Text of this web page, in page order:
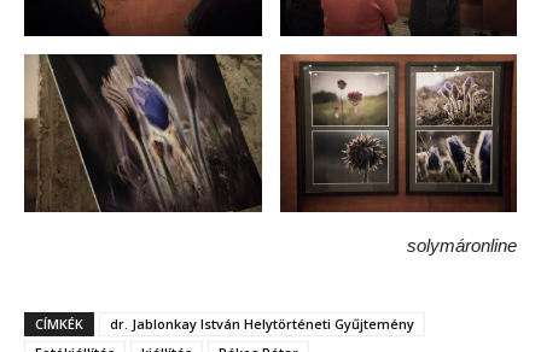
solymáronline
CÍMKÉK
dr. Jablonkay István Helytörténeti Gyűjtemény